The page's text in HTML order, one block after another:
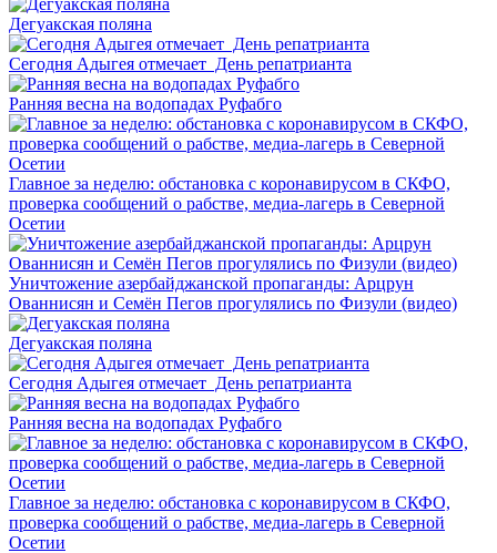
Дегуакская поляна
Сегодня Адыгея отмечает День репатрианта
Ранняя весна на водопадах Руфабго
Главное за неделю: обстановка с коронавирусом в СКФО,
проверка сообщений о рабстве, медиа-лагерь в Северной
Осетии
Уничтожение азербайджанской пропаганды: Арцрун
Ованнисян и Семён Пегов прогулялись по Физули (видео)
Дегуакская поляна
Сегодня Адыгея отмечает День репатрианта
Ранняя весна на водопадах Руфабго
Главное за неделю: обстановка с коронавирусом в СКФО,
проверка сообщений о рабстве, медиа-лагерь в Северной
Осетии